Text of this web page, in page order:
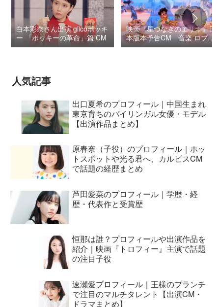
白本彩奈さん出演 glicoポッキ
ー 「ポッキーの革命」篇 CM
映画『星つなぎのエリオ』日
本版本予告CM 音楽 ロブ・
シモンセン /
人気記事
出口夏希のプロフィール｜中国生まれ
東京育ちのバイリンガル女優・モデル
【出演作品まとめ】
原春奈（子役）のプロフィール｜ホッ
トスポットや光る君へ、カルピスCM
で話題の経歴まとめ
芦田愛菜のプロフィール｜学歴・経
歴・代表作と受賞歴
恒那は誰？プロフィールや出演作品を
紹介｜映画『トロフィー』主演で話題
の注目子役
速瀬愛プロフィール｜王様のブランチ
で注目のマルチタレント【出演CM・
ドラマまとめ】